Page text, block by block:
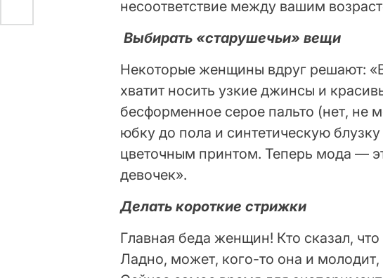
несоответствие между вашим
Выбирать «старушечьи» вещи
Некоторые женщины вдруг решают:
хватит носить узкие джинсы и
бесформенное серое пальто (нет, не
юбку до пола и синтетическую
цветочным принтом. Теперь мода —
девочек».
Делать короткие стрижки
Главная беда женщин! Кто сказал,
Ладно, может, кого-то она и